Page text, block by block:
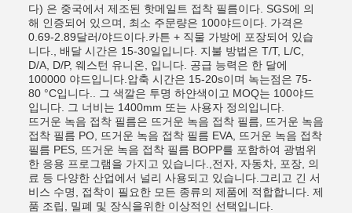
다) 은 중국에서 제조된 핫메일트 접착 필름이다. SGS에 의
해 인증되어 있으며, 최소 주문량은 100야드이다. 가격은
0.69-2.89달러/야드이다.카튼 + 직물 가방에 포장되어 있습
니다., 배달 시간은 15-30일입니다. 지불 방법은 T/T, L/C,
D/A, D/P, 웨스턴 유니온, 입니다. 공급 능력은 한 달에
100000 야드입니다.압축 시간은 15-20s이며 녹는점은 75-
80 °C입니다.. 그 색깔은 투명 하얀색이고 MOQ는 100야드
입니다. 그 너비는 1400mm 또는 사용자 정의입니다.
뜨거운 녹음 접착 필름은 뜨거운 녹음 접착 필름, 뜨거운 녹음
접착 필름 PO, 뜨거운 녹음 접착 필름 EVA, 뜨거운 녹음 접착
필름 PES, 뜨거운 녹음 접착 필름 BOPP를 포함하여 광범위
한 응용 프로그램을 가지고 있습니다.,전자, 자동차, 포장, 의
료 등 다양한 산업에서 널리 사용되고 있습니다.그리고 긴 서
비스 수명, 접착이 필요한 모든 종류의 제품에 적합합니다. 제
품 조립, 밀폐 및 장식을위한 이상적인 선택입니다.